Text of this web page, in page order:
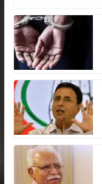
at
s
A
p
p
e
b
o
k